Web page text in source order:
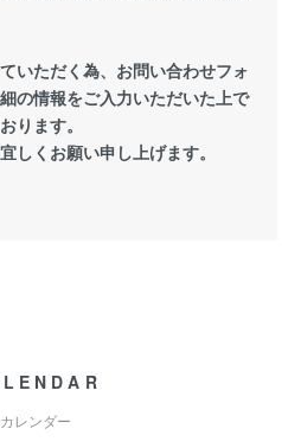
いただく為、お問い合わせフォ
の情報をご入力いただいた上で
ります。
しくお願い申し上げます。
カレンダー